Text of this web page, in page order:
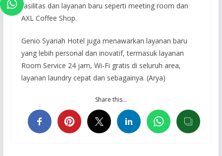
fasilitas dan layanan baru seperti meeting room dan
AXL Coffee Shop.
Genio Syariah Hotel juga menawarkan layanan baru
yang lebih personal dan inovatif, termasuk layanan
Room Service 24 jam, Wi-Fi gratis di seluruh area,
layanan laundry cepat dan sebagainya. (Arya)
Share this…